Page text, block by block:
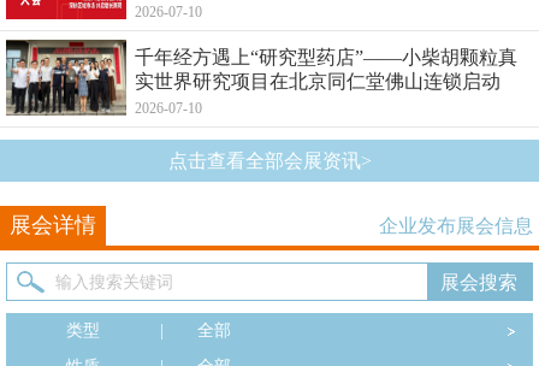
2026-07-10
千年经方遇上“研究型药店”——小柴胡颗粒真
实世界研究项目在北京同仁堂佛山连锁启动
2026-07-10
点击查看全部会展资讯>
展会详情 企业发布展会信息
类型
全部